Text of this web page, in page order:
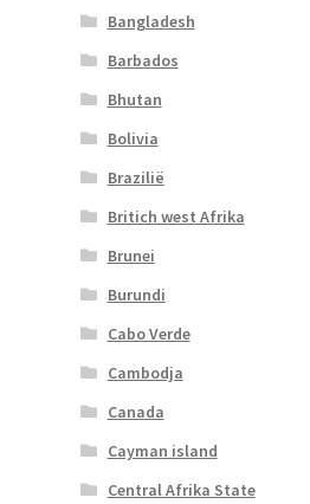
Bangladesh
Barbados
Bhutan
Bolivia
Brazilië
Britich west Afrika
Brunei
Burundi
Cabo Verde
Cambodja
Canada
Cayman island
Central Afrika State